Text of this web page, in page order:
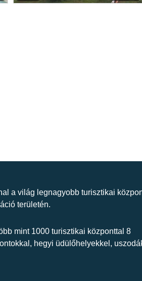
a világ legnagyobb turisztikai
területén.
mint 1000 turisztikai központtal 8
hegyi üdülőhelyekkel,